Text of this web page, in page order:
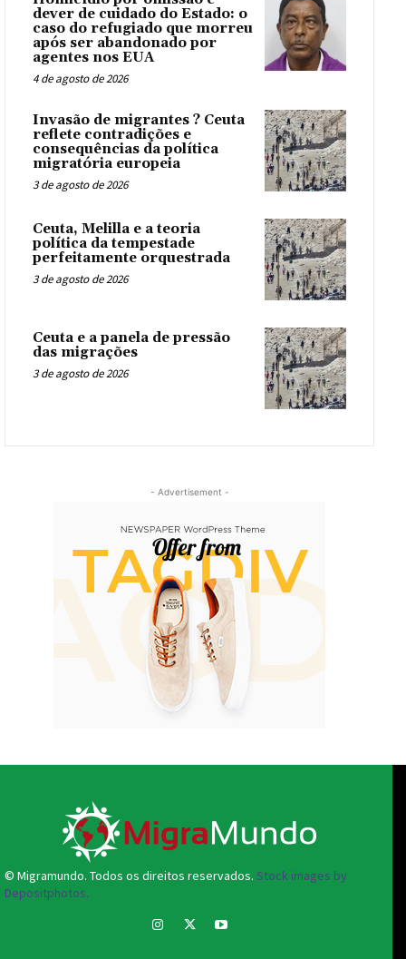
dever de cuidado do Estado: o
caso do refugiado que morreu
após ser abandonado por
agentes nos EUA
4 de agosto de 2026
Invasão de migrantes ? Ceuta
reflete contradições e
consequências da política
migratória europeia
3 de agosto de 2026
Ceuta, Melilla e a teoria
política da tempestade
perfeitamente orquestrada
3 de agosto de 2026
Ceuta e a panela de pressão
das migrações
3 de agosto de 2026
- Advertisement -
© Migramundo. Todos os direitos reservados. Stock images by
Depositphotos.